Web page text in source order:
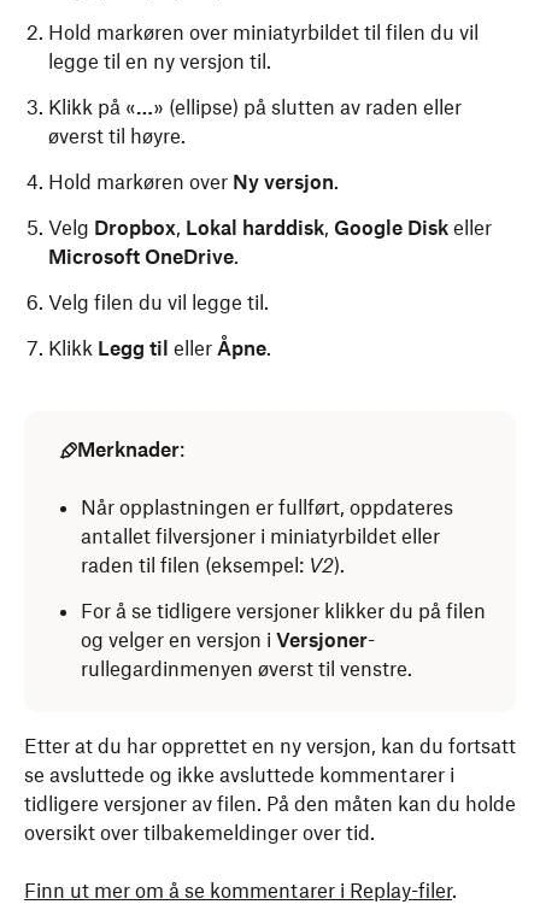
Hold markøren over miniatyrbildet til filen du vil
legge til en ny versjon til.
Klikk på «…» (ellipse) på slutten av raden eller
øverst til høyre.
Hold markøren over Ny versjon.
Velg Dropbox, Lokal harddisk, Google Disk eller
Microsoft OneDrive.
Velg filen du vil legge til.
Klikk Legg til eller Åpne.
Merknader:
Når opplastningen er fullført, oppdateres
antallet filversjoner i miniatyrbildet eller
raden til filen (eksempel: V2).
For å se tidligere versjoner klikker du på filen
og velger en versjon i Versjoner-
rullegardinmenyen øverst til venstre.
Etter at du har opprettet en ny versjon, kan du fortsatt
se avsluttede og ikke avsluttede kommentarer i
tidligere versjoner av filen. På den måten kan du holde
oversikt over tilbakemeldinger over tid.
Finn ut mer om å se kommentarer i Replay-filer.